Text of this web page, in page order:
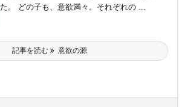
た。 どの子も、意欲満々。それぞれの ...
記事を読む 意欲の源